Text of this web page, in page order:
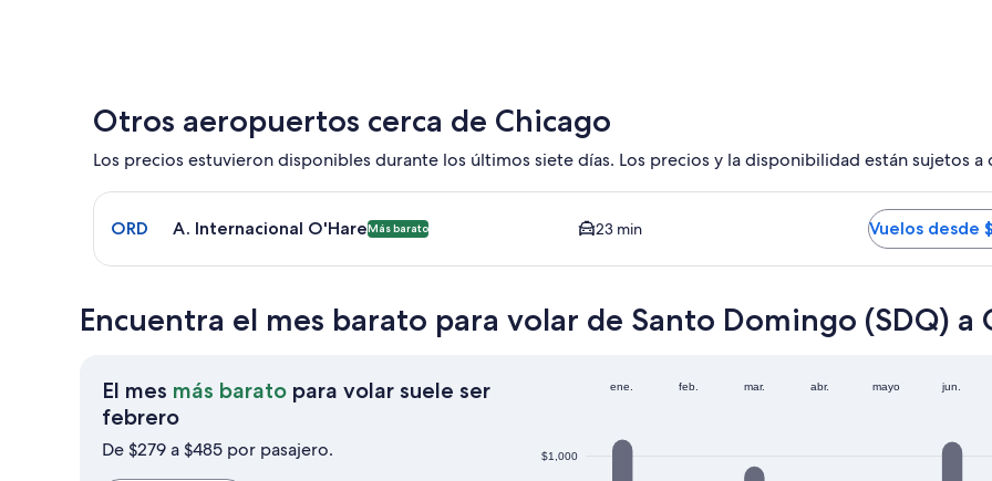
Otros aeropuertos cerca de Chicago
Los precios estuvieron disponibles durante los últimos siete días. Los precios y la disponibilidad están sujetos a
Seleccionar vuelo a A. Internacional O'Hare ORD. Opción más barata disponible. El tiempo promedio del
ORD A. Internacional O'HareMás barato 23 min Vuelos desde
Encuentra el mes barato para volar de Santo Domingo (SDQ) a
El mes más barato para volar suele ser
febreroEl
mes
De $279 a $485 por pasajero. $1,000
ene. feb. mar. abr. mayo jun.